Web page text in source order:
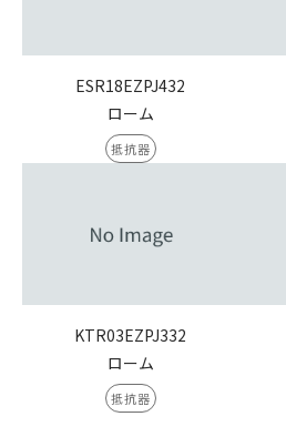
ESR18EZPJ432
ローム
抵抗器
KTR03EZPJ332
ローム
抵抗器